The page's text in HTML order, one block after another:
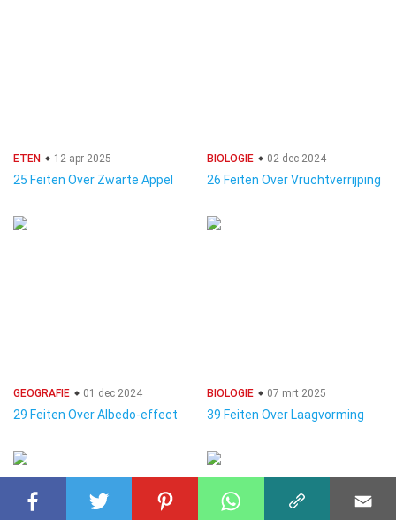
ETEN 12 apr 2025
25 Feiten Over Zwarte Appel
BIOLOGIE 02 dec 2024
26 Feiten Over Vruchtverrijping
GEOGRAFIE 01 dec 2024
29 Feiten Over Albedo-effect
BIOLOGIE 07 mrt 2025
39 Feiten Over Laagvorming